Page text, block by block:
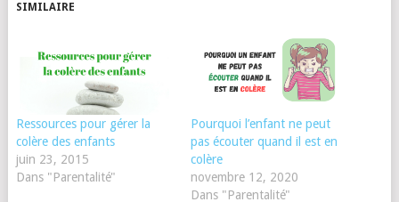
SIMILAIRE
Ressources pour gérer la
colère des enfants
juin 23, 2015
Dans "Parentalité"
Pourquoi l’enfant ne peut
pas écouter quand il est en
colère
novembre 12, 2020
Dans "Parentalité"